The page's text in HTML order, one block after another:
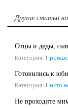
Другие статьи
Отцы и деды,
Категория:
Готовились к
Категория: Никто
Не проходите